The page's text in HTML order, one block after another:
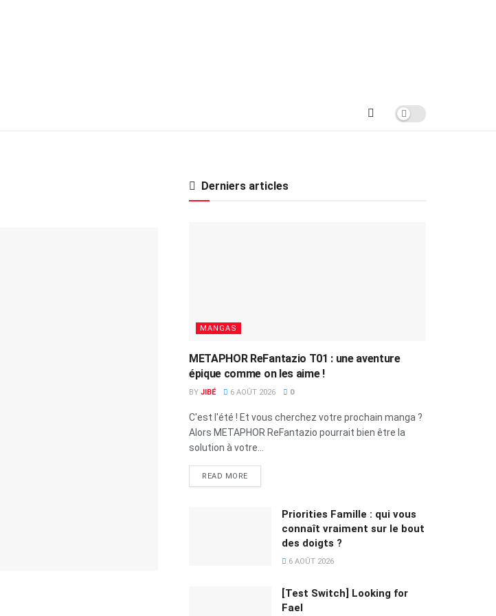
Derniers articles
MANGAS
METAPHOR ReFantazio T01 : une aventure
épique comme on les aime !
BY JIBÉ 6 AOÛT 2026 0
C'est l'été ! Et vous cherchez votre prochain manga ?
Alors METAPHOR ReFantazio pourrait bien être la
solution à votre...
READ MORE
Priorities Famille : qui vous
connaît vraiment sur le bout
des doigts ?
6 AOÛT 2026
[Test Switch] Looking for
Fael